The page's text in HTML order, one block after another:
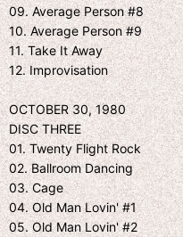
09. Average Person #8
10. Average Person #9
11. Take It Away
12. Improvisation
OCTOBER 30, 1980
DISC THREE
01. Twenty Flight Rock
02. Ballroom Dancing
03. Cage
04. Old Man Lovin' #1
05. Old Man Lovin' #2